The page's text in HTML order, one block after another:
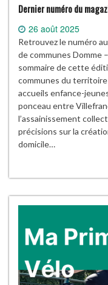
Dernier numéro du
26 août 2025
Retrouvez le numéro
de communes Domme
sommaire de cette
communes du territoire
accueils enfance-
ponceau entre
l’assainissement
précisions sur la
domicile…